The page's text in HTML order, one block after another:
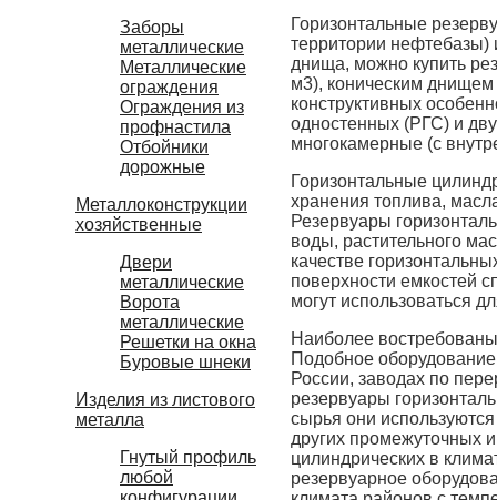
Заборы
металлические
Металлические
ограждения
Ограждения из
профнастила
Отбойники
дорожные
Металлоконструкции
хозяйственные
Двери
металлические
Ворота
металлические
Решетки на окна
Буровые шнеки
Изделия из листового
металла
Гнутый профиль
любой
Горизонтальные
территории нефтебазы)
днища, можно купить
м3), коническим днищем
конструктивных
одностенных (РГС) и
многокамерные (с
Горизонтальные
хранения топлива,
Резервуары
воды, растительного
качестве
поверхности емкостей
могут использоваться
Наиболее
Подобное
России, заводах по
резервуары
сырья они
других промежуточных
цилиндрических в
резервуарное